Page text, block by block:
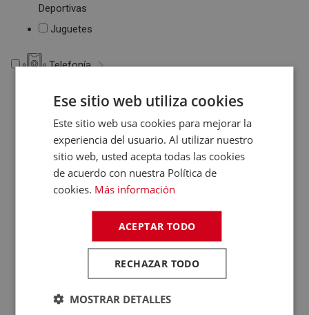
Deportivas
Juguetes
Telefonía
Telefonía
Teléfonos Fijos
Accesorios Telefonía
Fundas Teléfonos
Móviles
Ese sitio web utiliza cookies
Este sitio web usa cookies para mejorar la
experiencia del usuario. Al utilizar nuestro
sitio web, usted acepta todas las cookies
de acuerdo con nuestra Política de
cookies. Más información
ACEPTAR TODO
RECHAZAR TODO
MOSTRAR DETALLES